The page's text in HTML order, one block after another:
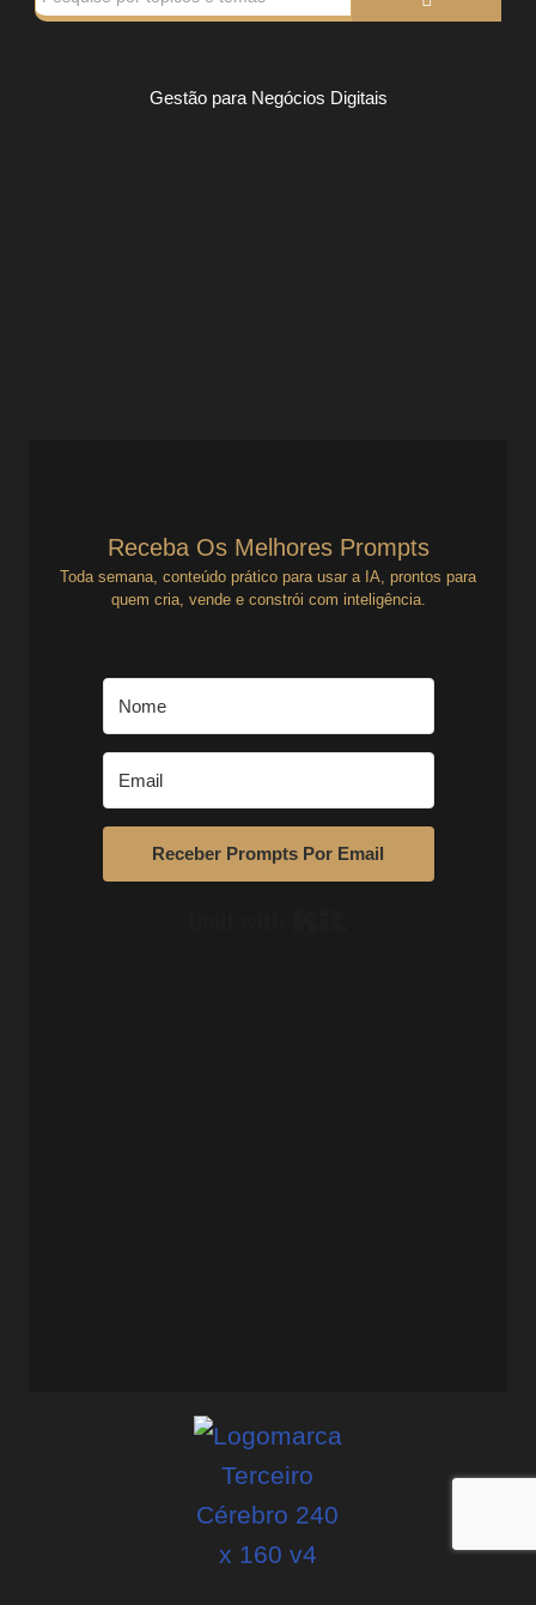
Gestão para Negócios Digitais
Receba Os Melhores Prompts
Toda semana, conteúdo prático para usar a IA, prontos para
quem cria, vende e constrói com inteligência.
Receber Prompts Por Email